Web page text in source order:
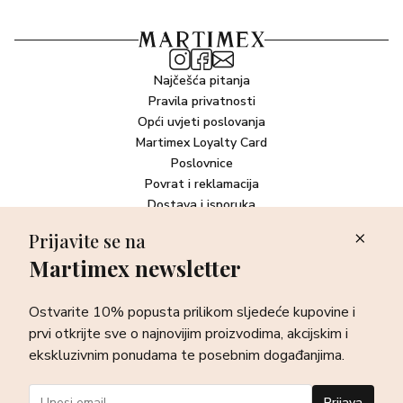
Najčešća pitanja
Pravila privatnosti
Opći uvjeti poslovanja
Martimex Loyalty Card
Poslovnice
Povrat i reklamacija
Dostava i isporuka
Newsletter
sve o najnovijim proizvodima, akcijskim i ekskluzivnim
ponudama te posebnim događanjima.
Prijava
Prijavite se na
Martimex newsletter
Ostvarite 10% popusta prilikom sljedeće kupovine i
prvi otkrijte sve o najnovijim proizvodima, akcijskim i
ekskluzivnim ponudama te posebnim događanjima.